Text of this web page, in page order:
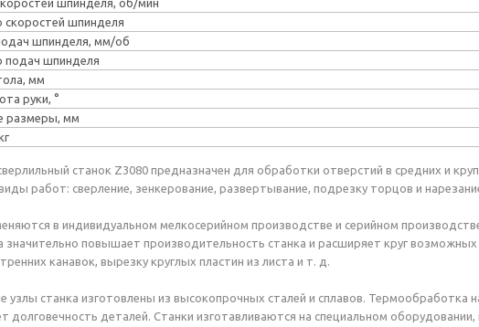
шпинделя, об/мин
скоростей шпинделя
шпинделя, мм/об
подач шпинделя
мм
руки, °
размеры, мм
станок Z3080 предназначен для обработки отверстий в средних и
работ: сверление, зенкерование, развертывание, подрезку торцов и
в индивидуальном мелкосерийном производстве и серийном
значительно повышает производительность станка и расширяет круг
канавок, вырезку круглых пластин из листа и т. д.
узлы станка изготовлены из высокопрочных сталей и сплавов. Термообработка
долговечность деталей. Станки изготавливаются на специальном